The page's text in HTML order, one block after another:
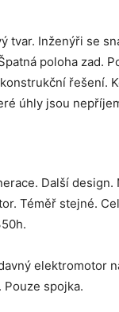
tvar. Inženýři se
poloha zad.
řešení.
úhly jsou
Další design.
Téměř stejné.
elektromotor
Pouze spojka.